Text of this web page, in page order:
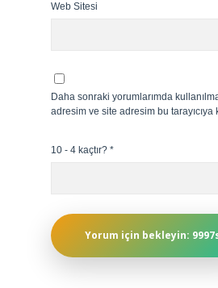
Web Sitesi
Daha sonraki yorumlarımda
adresim ve site adresim bu
10 - 4 kaçtır? *